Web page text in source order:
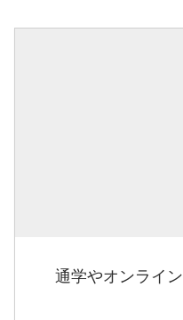
通学やオンライ